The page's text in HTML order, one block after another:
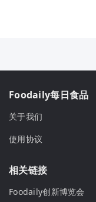
Foodaily每日食品
关于我们
使用协议
相关链接
Foodaily创新博览会